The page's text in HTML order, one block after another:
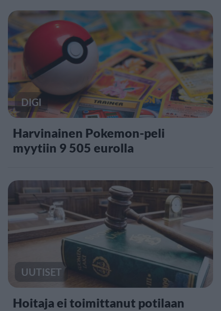
DIGI
Harvinainen Pokemon-peli
myytiin 9 505 eurolla
UUTISET
Hoitaja ei toimittanut potilaan